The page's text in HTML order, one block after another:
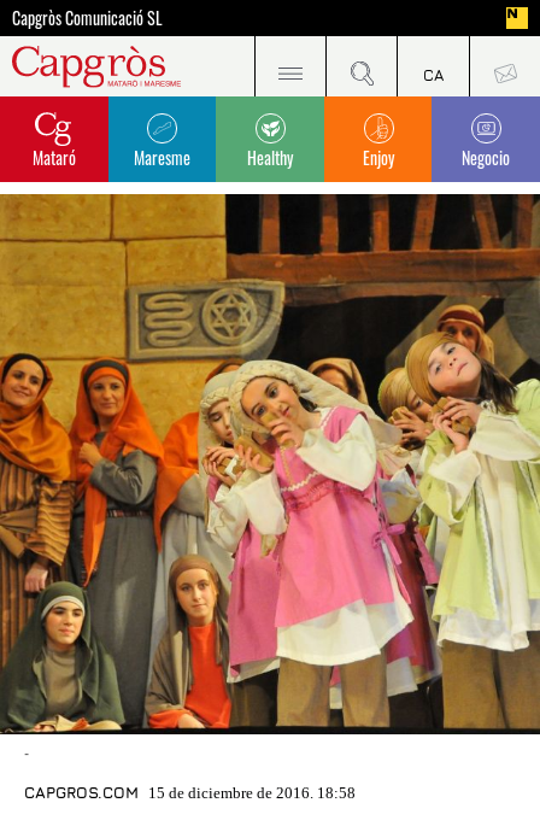
Capgròs Comunicació SL
Mataró Maresme Healthy Enjoy Negocio
-
CAPGROS.COM 15 de diciembre de 2016. 18:58